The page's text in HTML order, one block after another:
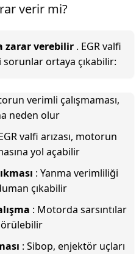
verir mi?
zarar verebilir . EGR valfi
sorunlar ortaya çıkabilir:
verimli çalışmaması,
neden olur
valfi arızası, motorun
yol açabilir
: Yanma verimliliği
çıkabilir
: Motorda sarsıntılar
: Sibop, enjektör uçları